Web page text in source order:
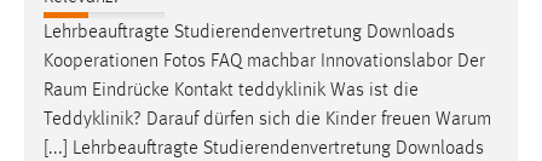
Lehrbeauftragte Studierendenvertretung Downloads
Kooperationen Fotos FAQ machbar Innovationslabor Der
Raum Eindrücke Kontakt teddyklinik Was ist die
Teddyklinik? Darauf dürfen sich die Kinder freuen Warum
[...] Lehrbeauftragte Studierendenvertretung Downloads